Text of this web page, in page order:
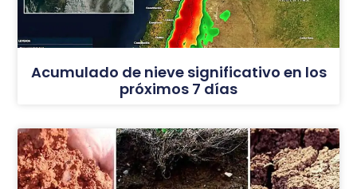
Acumulado de nieve significativo en los
próximos 7 días